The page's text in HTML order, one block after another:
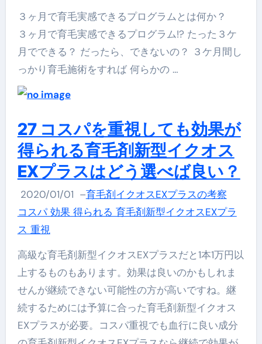
３ヶ月で育毛実感できるプログラムとは何か？
３ヶ月で育毛実感できるプログラム!? たった３ケ
月でできる？ だったら、できないの？ ３ケ月間し
っかり育毛施術をすれば 何らかの …
27 コスパを重視しても効果が
得られる育毛剤新型イクオス
EXプラスはどう選べば良い？
2020/01/01 –育毛剤イクオスEXプラスの考察
コスパ 効果 得られる 育毛剤新型イクオスEXプラ
ス 重視
高級な育毛剤新型イクオスEXプラスだと1本1万円以
上するものもあります。効果は良いのかもしれま
せんが継続できない可能性の方が高いですね。継
続するためには予算に合った育毛剤新型イクオス
EXプラスが必要。コスパ重視でも血行に良い成分